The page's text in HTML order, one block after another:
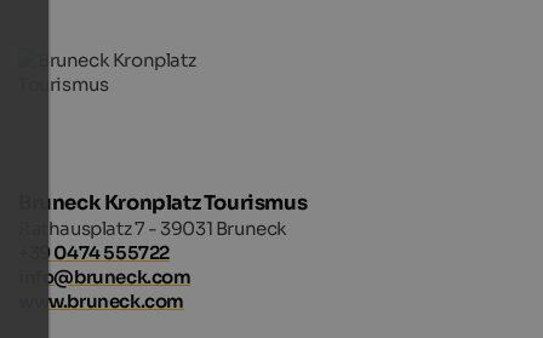
Bruneck Kronplatz Tourismus
Rathausplatz 7 - 39031 Bruneck
+39 0474 555722
info@bruneck.com
www.bruneck.com